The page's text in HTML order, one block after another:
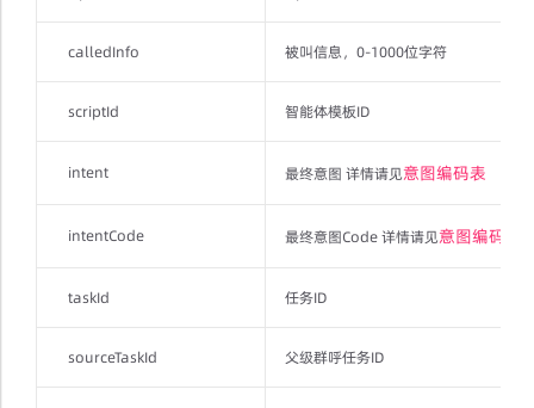
calledInfo 被叫信息，0-1000位字符
scriptId 智能体模板ID
intent 最终意图 详情请见意图编码表
intentCode 最终意图Code 详情请见意图编码表
taskId 任务ID
sourceTaskId 父级群呼任务ID